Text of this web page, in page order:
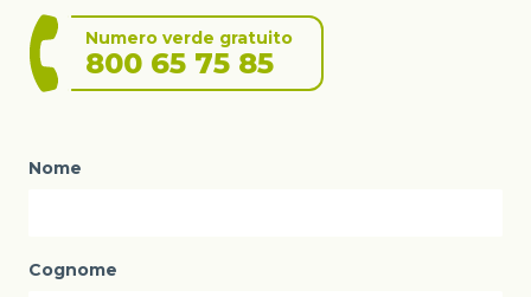
Numero verde gratuito
800 65 75 85
Nome
Cognome